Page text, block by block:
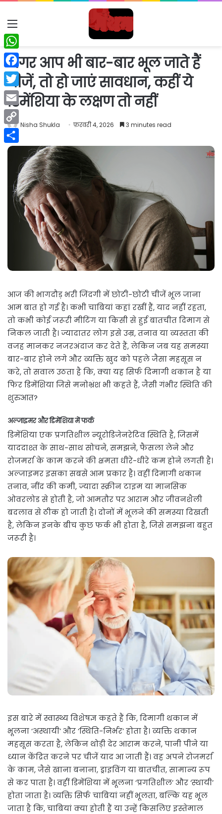
Menu
अगर आप भी बार-बार भूल जाते हैं
चीजें, तो हो जाएं सावधान, कहीं ये
डिमेंशिया के लक्षण तो नहीं
Nisha Shukla फ़रवरी 4, 2026 3 minutes read
आज की भागदौड़ भरी जिंदगी में छोटी-छोटी चीजें भूल जाना
आम बात हो गई है। कभी चाबियां कहां रखीं हैं, याद नहीं रहता,
तो कभी कोई जरूरी मीटिंग या किसी से हुई बातचीत दिमाग से
निकल जाती है। ज्यादातर लोग इसे उम्र, तनाव या व्यस्तता की
वजह मानकर नजरअंदाज कर देते हैं, लेकिन जब यह समस्या
बार-बार होने लगे और व्यक्ति खुद को पहले जैसा महसूस न
करे, तो सवाल उठता है कि, क्या यह सिर्फ दिमागी थकान है या
फिर डिमेंशिया जिसे मनोभ्रंश भी कहते हैं, जैसी गंभीर स्थिति की
शुरुआत?
अल्जाइमर और डिमेंशिया में फर्क
डिमेंशिया एक प्रगतिशील न्यूरोडिजेनरेटिव स्थिति है, जिसमें
याददाश्त के साथ-साथ सोचने, समझने, फैसला लेने और
रोजमर्रा के काम करने की क्षमता धीरे-धीरे कम होने लगती है।
अल्जाइमर इसका सबसे आम प्रकार है। वहीं दिमागी थकान
तनाव, नींद की कमी, ज्यादा स्क्रीन टाइम या मानसिक
ओवरलोड से होती है, जो आमतौर पर आराम और जीवनशैली
बदलाव से ठीक हो जाती है। दोनों में भूलने की समस्या दिखती
है, लेकिन इनके बीच कुछ फर्क भी होता है, जिसे समझना बहुत
जरूरी है।
इस बारे में स्वास्थ्य विशेषज्ञ कहते हैं कि, दिमागी थकान में
भूलना ‘अस्थायी’ और ‘स्थिति-निर्भर’ होता है। व्यक्ति थकान
महसूस करता है, लेकिन थोड़ी देर आराम करने, पानी पीने या
ध्यान केंद्रित करने पर चीजें याद आ जाती हैं। वह अपने रोजमर्रा
के काम, जैसे खाना बनाना, ड्राइविंग या बातचीत, सामान्य रूप
से कर पाता है। वहीं डिमेंशिया में भूलना ‘प्रगतिशील’ और ‘स्थायी’
होता जाता है। व्यक्ति सिर्फ चाबियां नहीं भूलता, बल्कि यह भूल
जाता है कि, चाबियां क्या होती हैं या उन्हें किसलिए इस्तेमाल
WhatsApp
Facebook
Twitter
Email
Copy
Link
Share